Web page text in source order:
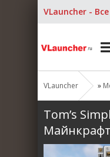
VLauncher -
VLauncher »
Tom’s
Майнкрафт